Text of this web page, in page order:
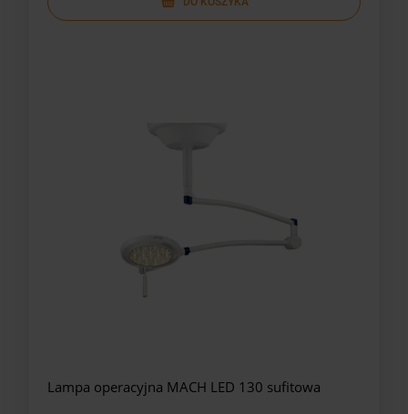
Lampa operacyjna MACH LED 130 sufitowa